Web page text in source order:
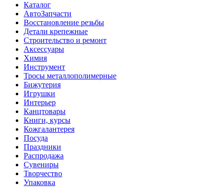
Каталог
АвтоЗапчасти
Восстановление резьбы
Детали крепежные
Строительство и ремонт
Аксессуары
Химия
Инструмент
Тросы металлополимерные
Бижутерия
Игрушки
Интерьер
Канцтовары
Книги, курсы
Кожгалантерея
Посуда
Праздники
Распродажа
Сувениры
Творчество
Упаковка